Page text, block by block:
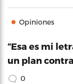
Opiniones
“Esa es mi
un plan
0